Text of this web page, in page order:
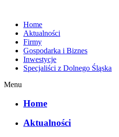
Home
Aktualności
Firmy
Gospodarka i Biznes
Inwestycje
Specjaliści z Dolnego Śląska
Menu
Home
Aktualności